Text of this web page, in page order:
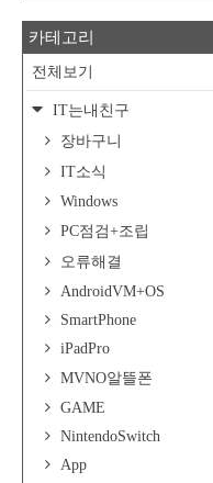
카테고리
전체보기
IT는내친구
장바구니
IT소식
Windows
PC점검+조립
오류해결
AndroidVM+OS
SmartPhone
iPadPro
MVNO알뜰폰
GAME
NintendoSwitch
App